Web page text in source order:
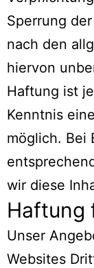
Sperrung
nach den
hiervon
Haftung ist
Kenntnis
möglich. Bei
wir diese
Haftung
Unser
Websites